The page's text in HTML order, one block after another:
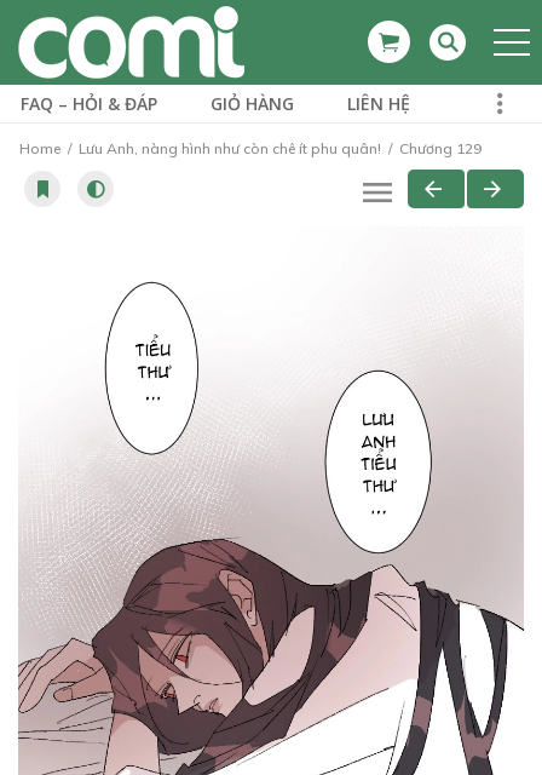
FAQ – HỎI & ĐÁP GIỎ HÀNG LIÊN HỆ
Home Lưu Anh, nàng hình như còn chê ít phu quân! Chương 129